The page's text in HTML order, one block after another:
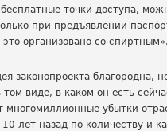
бесплатные точки доступа,
при предъявлении
это организовано со спиртным».
законопроекта благородна,
том виде, в каком он есть
многомиллионные убытки
10 лет назад по количеству и